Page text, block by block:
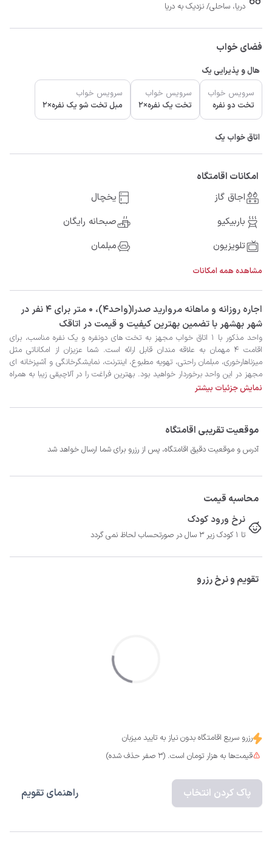
دریا، ساحلی/ نزدیک به دریا
فضای خواب
هال و پذیرایی یک
سرویس خواب
تخت دو نفره
سرویس خواب
تخت یک نفره×2
سرویس خواب
مبل تخت شو یک نفره×2
اتاق خواب یک
امکانات اقامتگاه
اجاق گاز
یخچال
باربیکیو
صبحانه رایگان
تلویزیون
مبلمان
مشاهده همه امکانات
‫‫اجاره روزانه و ماهانه مروارید صدرا(واحد4)، 0 متر برای 4 نفر در
شهر بهشهر با تضمین بهترین کیفیت و قیمت در اتاقک
برای اقامتی دوست داشتنی آماده است.
نمایش جزئیات بیشتر
موقعیت تقریبی اقامتگاه
آدرس و موقعیت دقیق اقامتگاه، پس از رزرو برای شما ارسال خواهد شد
محاسبه قیمت
نرخ ورود کودک
تا 1 کودک زیر 3 سال در صورتحساب لحاظ نمی گردد
تقویم و نرخ رزرو
رزرو سریع اقامتگاه بدون نیاز به تایید میزبان
قیمت‌ها به هزار تومان است. (3 صفر حذف شده)
پاک کردن انتخاب راهنمای تقویم